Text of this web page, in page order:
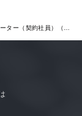
ター（契約社員）（永